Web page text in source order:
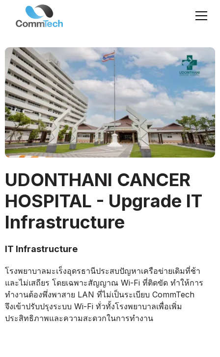
UDONTHANI CANCER
HOSPITAL - Upgrade IT
Infrastructure
IT Infrastructure
โรงพยาบาลมะเร็งอุดรธานีประสบปัญหาเครือข่ายเดิมที่ช้า
และไม่เสถียร โดยเฉพาะสัญญาณ Wi-Fi ที่ติดขัด ทำให้การ
ทำงานต้องพึ่งพาสาย LAN ที่ไม่เป็นระเบียบ CommTech
จึงเข้าปรับปรุงระบบ Wi-Fi ทั่วทั้งโรงพยาบาลเพื่อเพิ่ม
ประสิทธิภาพและความสะดวกในการทำงาน